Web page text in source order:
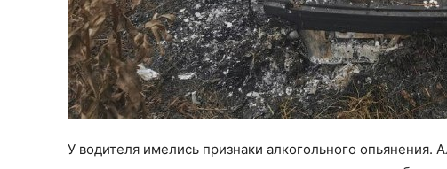
У водителя имелись признаки алкогольного опьянения.